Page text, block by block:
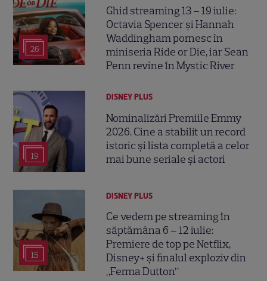
26
Ghid streaming 13 – 19 iulie:
Octavia Spencer și Hannah
Waddingham pornesc în
miniseria Ride or Die, iar Sean
Penn revine în Mystic River
19
DISNEY PLUS
Nominalizări Premiile Emmy
2026. Cine a stabilit un record
istoric și lista completă a celor
mai bune seriale și actori
15
DISNEY PLUS
Ce vedem pe streaming în
săptămâna 6 – 12 iulie:
Premiere de top pe Netflix,
Disney+ și finalul exploziv din
„Ferma Dutton”